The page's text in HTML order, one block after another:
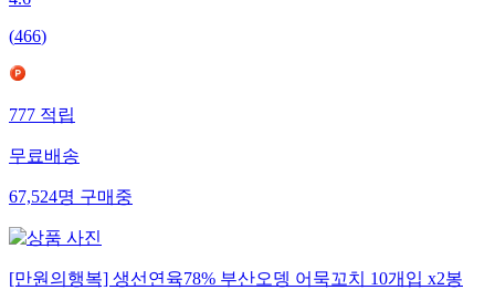
(466)
777 적립
무료배송
67,524명 구매중
[만원의행복] 생선연육78% 부산오뎅 어묵꼬치 10개입 x2봉